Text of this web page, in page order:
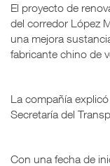
El proyecto de
del corredor López
una mejora
fabricante chino de
La compañía
Secretaría del
Con una fecha de